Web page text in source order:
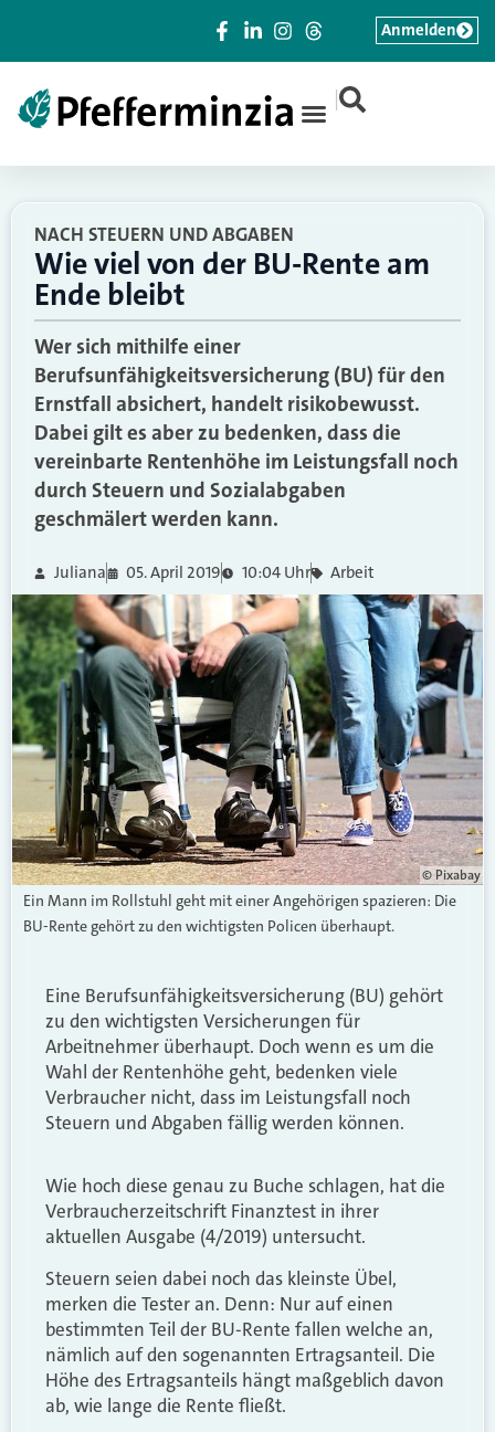
|
Anmelden
NACH STEUERN UND ABGABEN
Wie viel von der BU-Rente am
Ende bleibt
Wer sich mithilfe einer
Berufsunfähigkeitsversicherung (BU) für den
Ernstfall absichert, handelt risikobewusst.
Dabei gilt es aber zu bedenken, dass die
vereinbarte Rentenhöhe im Leistungsfall noch
durch Steuern und Sozialabgaben
geschmälert werden kann.
Juliana 05. April 2019 10:04 Uhr Arbeit
© Pixabay
Ein Mann im Rollstuhl geht mit einer Angehörigen spazieren: Die
BU-Rente gehört zu den wichtigsten Policen überhaupt.
Eine Berufsunfähigkeitsversicherung (BU) gehört
zu den wichtigsten Versicherungen für
Arbeitnehmer überhaupt. Doch wenn es um die
Wahl der Rentenhöhe geht, bedenken viele
Verbraucher nicht, dass im Leistungsfall noch
Steuern und Abgaben fällig werden können.
Wie hoch diese genau zu Buche schlagen, hat die
Verbraucherzeitschrift Finanztest in ihrer
aktuellen Ausgabe (4/2019) untersucht.
Steuern seien dabei noch das kleinste Übel,
merken die Tester an. Denn: Nur auf einen
bestimmten Teil der BU-Rente fallen welche an,
nämlich auf den sogenannten Ertragsanteil. Die
Höhe des Ertragsanteils hängt maßgeblich davon
ab, wie lange die Rente fließt.